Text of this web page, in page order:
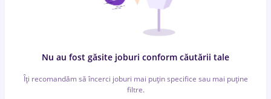
Nu au fost găsite joburi conform căutării tale
Îți recomandăm să încerci joburi mai puțin specifice sau mai puține
filtre.